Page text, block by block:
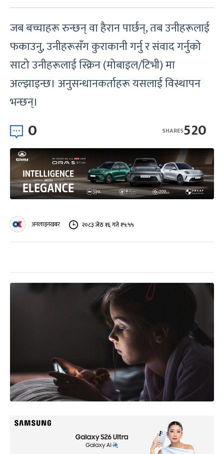
जब बच्चाहरू रुन्छन् वा हैरान पार्छन्, तब उनीहरूलाई
फकाउनु, उनीहरूसँग कुराकानी गर्नु र संवाद गर्नुको
साटो उनीहरूलाई स्क्रिन (मोबाइल/टिभी) मा
अल्झाइन्छ। अनुसन्धानकर्ताहरू यसलाई विस्थापन
भन्छन्।
0 520
SHARES
अनलाइनखबर २०८३ जेठ १६ गते १५:५५